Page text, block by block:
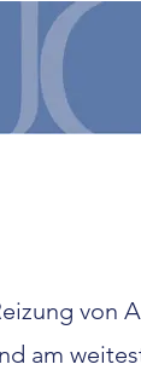
von
am